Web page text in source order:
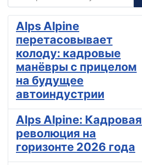
Alps Alpine
перетасовывает
колоду: кадровые
манёвры с прицелом
на будущее
автоиндустрии
Alps Alpine: Кадровая
революция на
горизонте 2026 года